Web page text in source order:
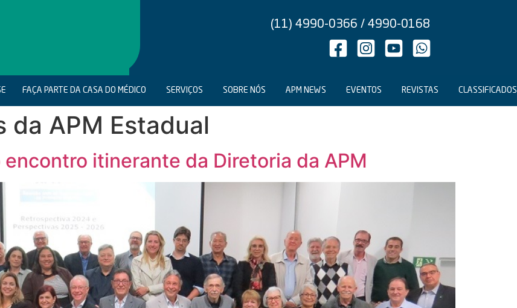
(11) 4990-0366 / 4990-0168
FAÇA PARTE DA CASA DO MÉDICO SERVIÇOS SOBRE NÓS APM NEWS EVENTOS REVISTAS CLASSIFICADOS
da APM Estadual
itinerante da Diretoria da APM